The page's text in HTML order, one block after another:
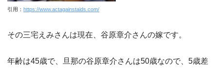
引用： https://www.actagainstaids.com/
その三宅えみさんは現在、谷原章介さんの嫁です。
年齢は45歳で、旦那の谷原章介さんは50歳なので、5歳差